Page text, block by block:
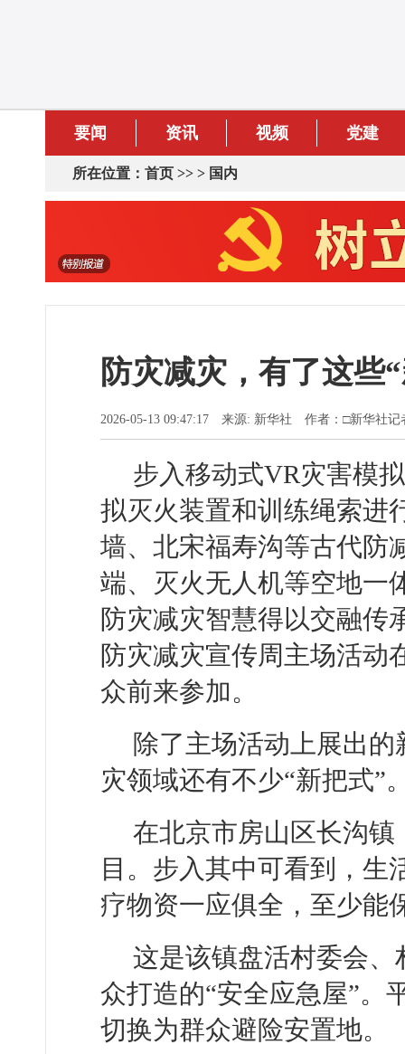
要闻 资讯 视频 党建
所在位置： 首页 >> > 国内
防灾减灾，有了这些
2026-05-13 09:47:17 来源: 新华社 作者：□新华社记
步入移动式VR灾害模
拟灭火装置和训练绳索进
墙、北宋福寿沟等古代防
端、灭火无人机等空地一
防灾减灾智慧得以交融
防灾减灾宣传周主场活动
众前来参加。
除了主场活动上展出
灾领域还有不少“新把式”
在北京市房山区长沟镇
目。步入其中可看到，生
疗物资一应俱全，至少能
这是该镇盘活村委会
众打造的“安全应急屋”。
切换为群众避险安置地。